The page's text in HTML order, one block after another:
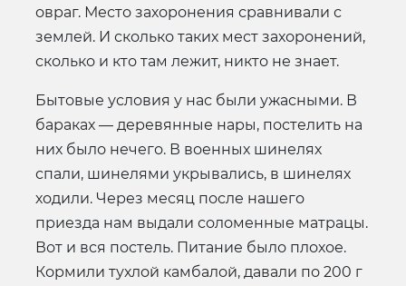
овраг. Место захоронения сравнивали с
землей. И сколько таких мест захоронений,
сколько и кто там лежит, никто не знает.
Бытовые условия у нас были ужасными. В
бараках — деревянные нары, постелить на
них было нечего. В военных шинелях
спали, шинелями укрывались, в шинелях
ходили. Через месяц после нашего
приезда нам выдали соломенные матрацы.
Вот и вся постель. Питание было плохое.
Кормили тухлой камбалой, давали по 200 г